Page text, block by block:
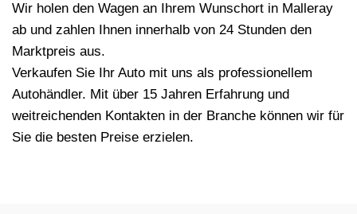
Wir holen den Wagen an Ihrem Wunschort in Malleray
ab und zahlen Ihnen innerhalb von 24 Stunden den
Marktpreis aus.
Verkaufen Sie Ihr Auto mit uns als professionellem
Autohändler. Mit über 15 Jahren Erfahrung und
weitreichenden Kontakten in der Branche können wir für
Sie die besten Preise erzielen.